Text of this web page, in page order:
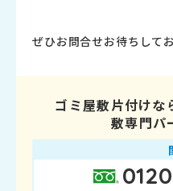
ぜひお問合せお待ちしてお
ゴミ屋敷片付けな
敷専門パ